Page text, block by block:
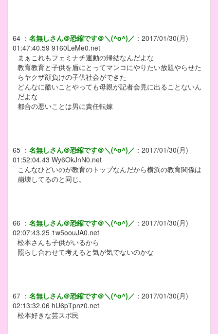
64 ： 名無しさん＠恐縮です＠＼(^o^)／ ： 2017/01/30(月)
01:47:40.59 9160LeMe0.net
まぁこれもフェミナチ運動の帰結なんだよな
教育教育と子供を盾にとってマンコにやりたい放題やらせた
らヤクザ顔負けの子供社会ができた
どんなに酷いことやっても母親が記者会見に出ることないん
だよな
都合の悪いことは男に責任転嫁
65 ： 名無しさん＠恐縮です＠＼(^o^)／ ： 2017/01/30(月)
01:52:04.43 Wy6OkJnN0.net
こんなひどいのが教育のトップなんだから横浜の教育関係は
崩壊してるのと同じ。
66 ： 名無しさん＠恐縮です＠＼(^o^)／ ： 2017/01/30(月)
02:07:43.25 1w5oouJA0.net
松本さんも子供がいるから
照らし合わせて考えると気が気でないのかな
67 ： 名無しさん＠恐縮です＠＼(^o^)／ ： 2017/01/30(月)
02:13:32.06 hU6pTpnz0.net
松本好きな芸スポ民